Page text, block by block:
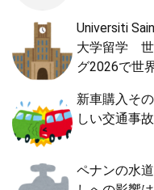
Universiti
大学留学 世
グ2026で世
新車購入そ
しい交通事
ペナンの水